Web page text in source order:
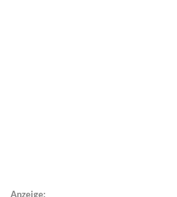
Anzeige: